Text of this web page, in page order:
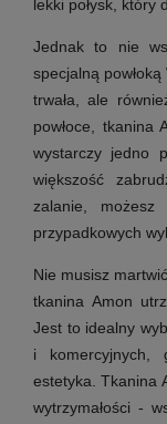
lekki połysk, który
Jednak to nie
specjalną
trwała, ale
powłoce, tkanina
wystarczy jedno
większość
zalanie,
przypadkowych
Nie musisz
tkanina Amon
Jest to idealny
i komercyjnych,
estetyka. Tkanina
wytrzymałości -